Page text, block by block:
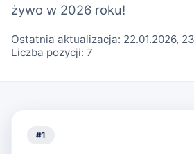
żywo w 2026 roku!
Ostatnia aktualizacja: 22.01.2026,
Liczba pozycji: 7
#1